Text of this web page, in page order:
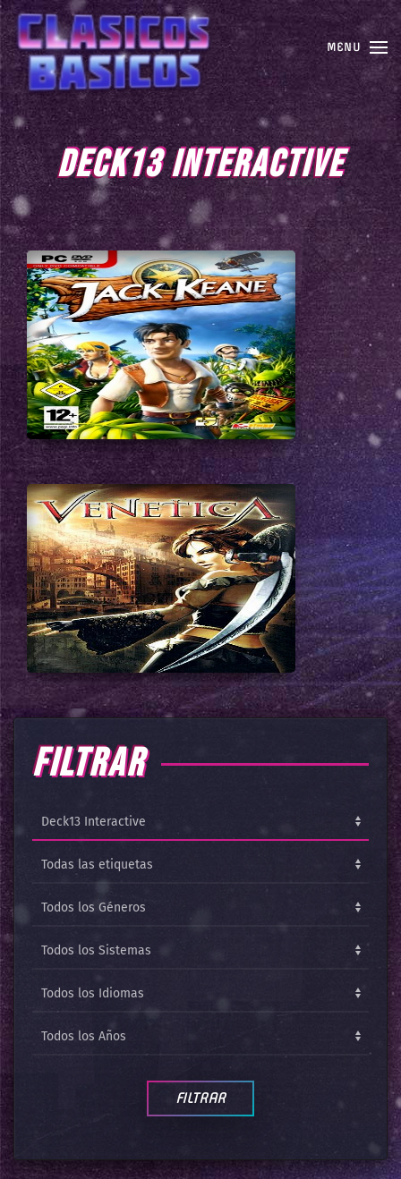
MENU
DECK13 INTERACTIVE
FILTRAR